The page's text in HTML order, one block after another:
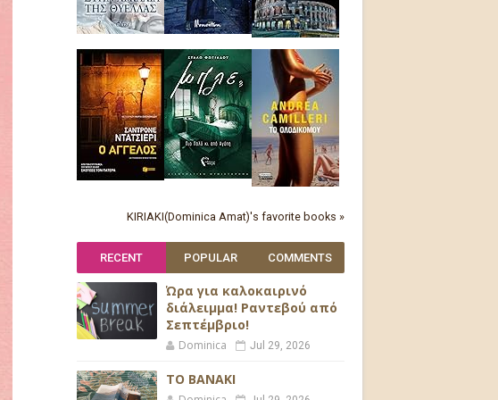
KIRIAKI(Dominica Amat)'s favorite books »
RECENT POPULAR COMMENTS
Ώρα για καλοκαιρινό
διάλειμμα! Ραντεβού από
Σεπτέμβριο!
Dominica Jul 29, 2026
ΤΟ ΒΑΝΑΚΙ